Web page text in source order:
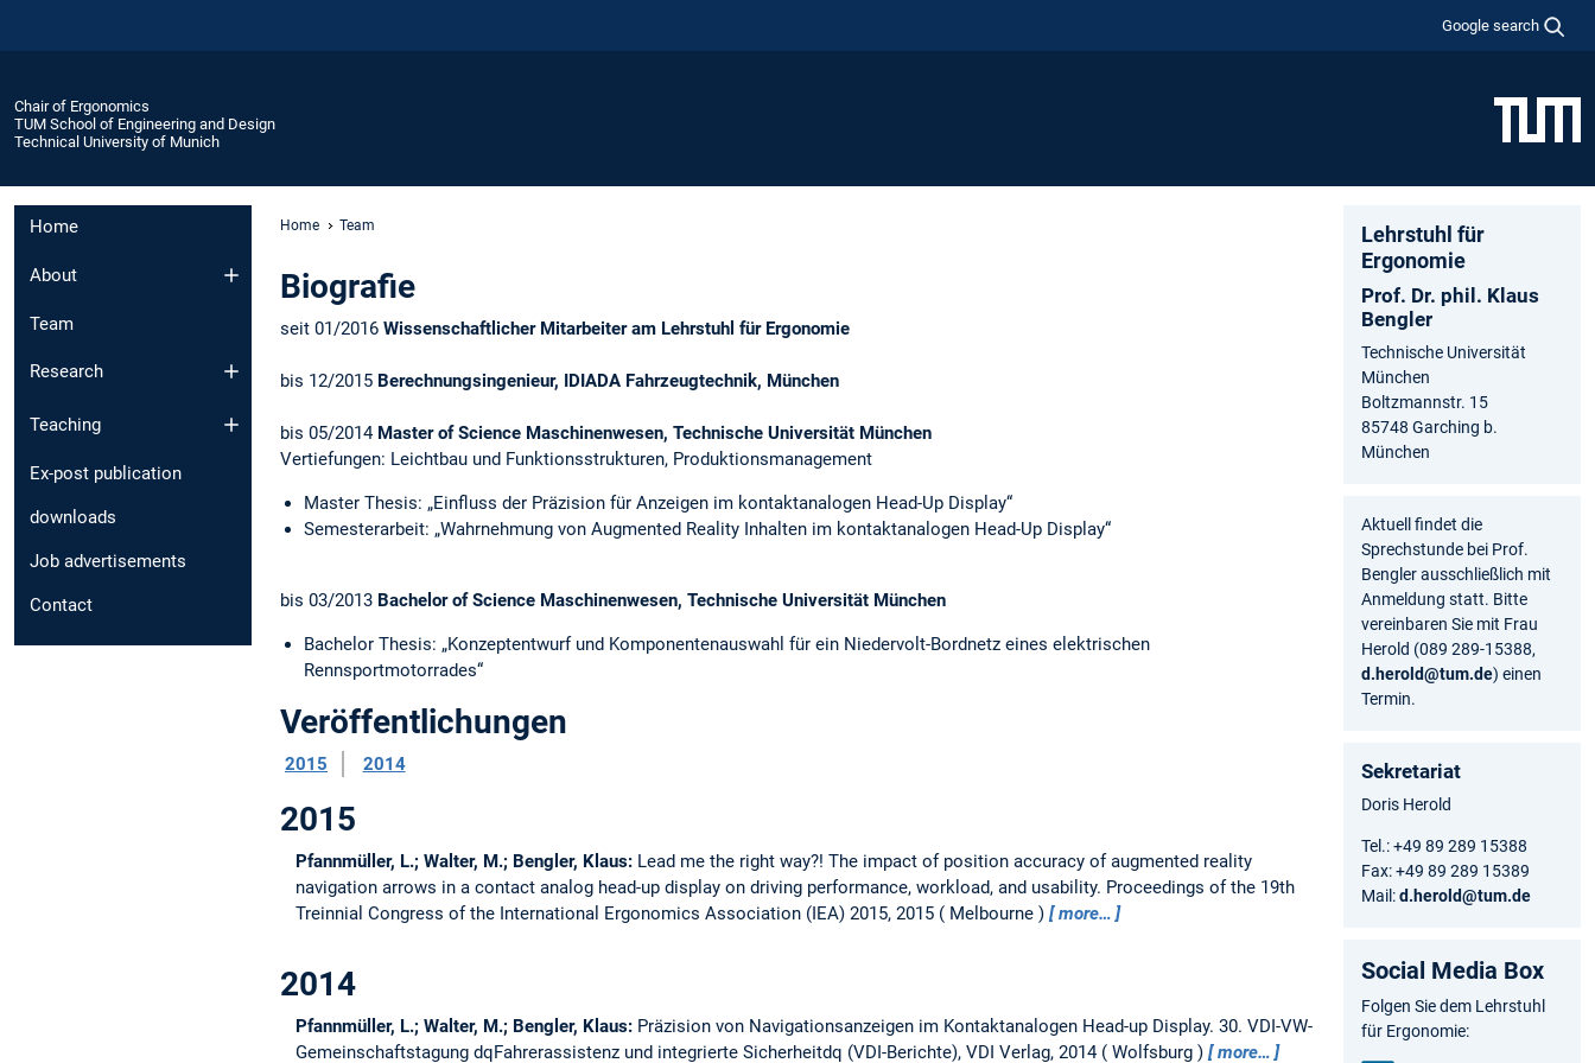
Google search
Chair of Ergonomics
TUM School of Engineering and Design
Technical University of Munich
Home
About
Team
Research
Teaching
Ex-post publication
downloads
Job advertisements
Contact
Home Team
Biografie
seit 01/2016 Wissenschaftlicher Mitarbeiter am Lehrstuhl für Ergonomie
bis 12/2015 Berechnungsingenieur, IDIADA Fahrzeugtechnik, München
bis 05/2014 Master of Science Maschinenwesen, Technische Universität München
Vertiefungen: Leichtbau und Funktionsstrukturen, Produktionsmanagement
Master Thesis: „Einfluss der Präzision für Anzeigen im kontaktanalogen Head-Up Display“
Semesterarbeit: „Wahrnehmung von Augmented Reality Inhalten im kontaktanalogen Head-Up Display“
bis 03/2013 Bachelor of Science Maschinenwesen, Technische Universität München
Bachelor Thesis: „Konzeptentwurf und Komponentenauswahl für ein Niedervolt-Bordnetz eines elektrischen
Rennsportmotorrades“
Veröffentlichungen
2015 2014
2015
Pfannmüller, L.; Walter, M.; Bengler, Klaus: Lead me the right way?! The impact of position accuracy of augmented reality
navigation arrows in a contact analog head-up display on driving performance, workload, and usability. Proceedings of the 19th
Treinnial Congress of the International Ergonomics Association (IEA) 2015, 2015
Melbourne more…
2014
Pfannmüller, L.; Walter, M.; Bengler, Klaus: Präzision von Navigationsanzeigen im Kontaktanalogen Head-up Display. 30. VDI-VW-
Gemeinschaftstagung dqFahrerassistenz und integrierte Sicherheitdq (VDI-Berichte), VDI Verlag, 2014
Wolfsburg more…
Lehrstuhl für
Ergonomie
Prof. Dr. phil. Klaus
Bengler
Technische Universität
München
Boltzmannstr. 15
85748 Garching b.
München
Aktuell findet die
Sprechstunde bei Prof.
Bengler ausschließlich mit
Anmeldung statt. Bitte
vereinbaren Sie mit Frau
Herold (089 289-15388,
d.herold@tum.de) einen
Termin.
Sekretariat
Doris Herold
Tel.: +49 89 289 15388
Fax: +49 89 289 15389
Mail:d.herold@tum.de
Social Media Box
Folgen Sie dem Lehrstuhl
für Ergonomie: